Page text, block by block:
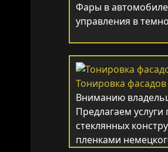
Фары в
управления в
Тонировка
Вниманию
Предлагаем
стеклянных
пленками